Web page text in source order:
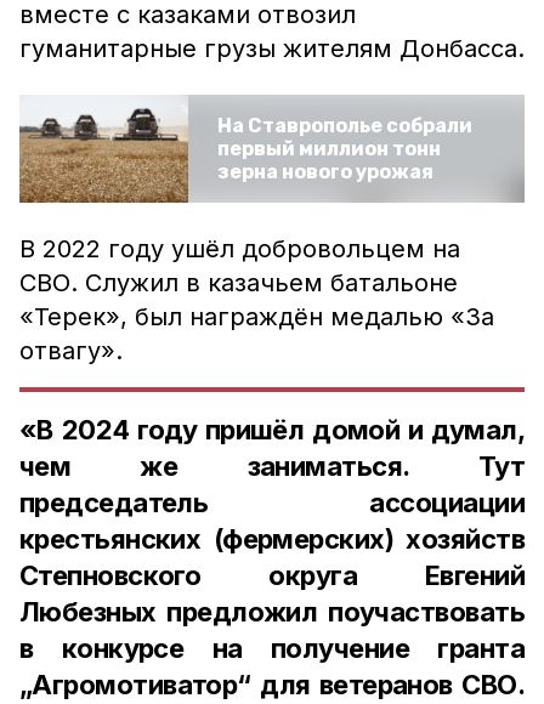
вместе с казаками отвозил
гуманитарные грузы жителям Донбасса.
На Ставрополье собрали
первый миллион тонн
зерна нового урожая
В 2022 году ушёл добровольцем на
СВО. Служил в казачьем батальоне
«Терек», был награждён медалью «За
отвагу».
«В 2024 году пришёл домой и думал,
чем же заниматься. Тут
председатель ассоциации
крестьянских (фермерских) хозяйств
Степновского округа Евгений
Любезных предложил поучаствовать
в конкурсе на получение гранта
„Агромотиватор“ для ветеранов СВО.